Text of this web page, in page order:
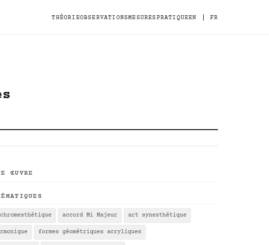
THÉORIEOBSERVATIONSMESURESPRATIQUEEN FR
ŒUVRE
accord Mi Majeur art synesthétique
formes géométriques acryliques